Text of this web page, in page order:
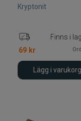
Kryptonit
Finns i
69 kr
Lägg i